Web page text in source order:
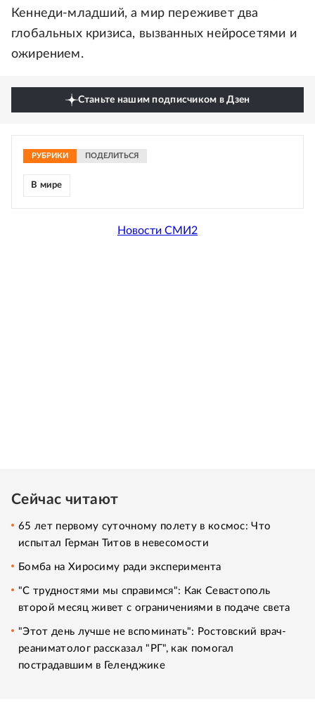
Кеннеди-младший, а мир переживет два
глобальных кризиса, вызванных нейросетями и
ожирением.
Станьте нашим подписчиком в Дзен
РУБРИКИ ПОДЕЛИТЬСЯ
В мире
Новости СМИ2
Сейчас читают
65 лет первому суточному полету в космос: Что
испытал Герман Титов в невесомости
Бомба на Хиросиму ради эксперимента
"С трудностями мы справимся": Как Севастополь
второй месяц живет с ограничениями в подаче света
"Этот день лучше не вспоминать": Ростовский врач-
реаниматолог рассказал "РГ", как помогал
пострадавшим в Геленджике